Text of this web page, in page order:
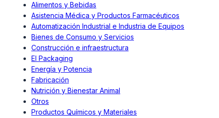
Alimentos y Bebidas
Asistencia Médica y Productos Farmacéuticos
Automatización Industrial e Industria de Equipos
Bienes de Consumo y Servicios
Construcción e infraestructura
El Packaging
Energía y Potencia
Fabricación
Nutrición y Bienestar Animal
Otros
Productos Químicos y Materiales